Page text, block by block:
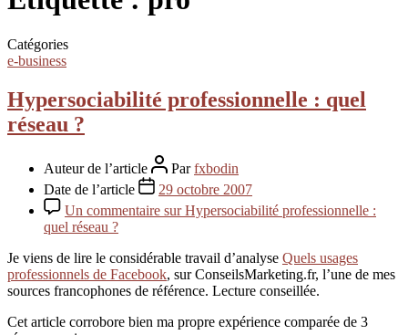
Catégories
e-business
Hypersociabilité professionnelle : quel
réseau ?
Auteur de l’article Parfxbodin
Date de l’article
29 octobre 2007
Un commentaire sur Hypersociabilité professionnelle :
quel réseau ?
Je viens de lire le considérable travail d’analyse Quels usages
professionnels de Facebook, sur ConseilsMarketing.fr, l’une de mes
sources francophones de référence. Lecture conseillée.
Cet article corrobore bien ma propre expérience comparée de 3